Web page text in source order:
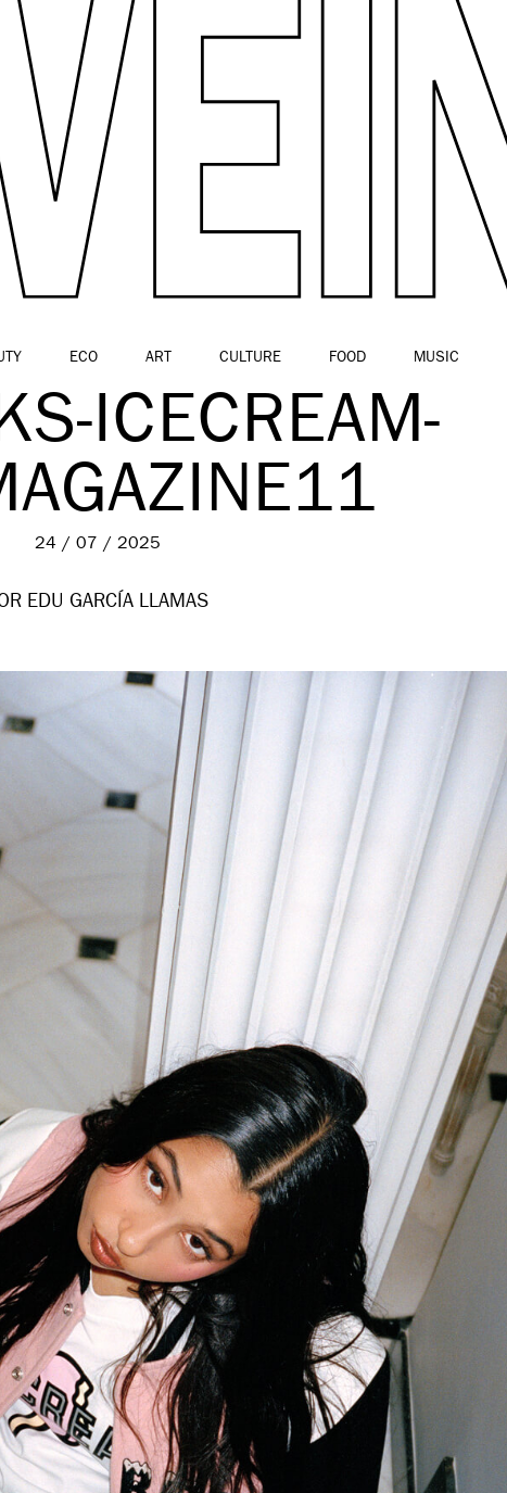
ECO ART CULTURE FOOD MUSIC
ICECREAM-
24 / 07 / 2025
EDU GARCÍA LLAMAS